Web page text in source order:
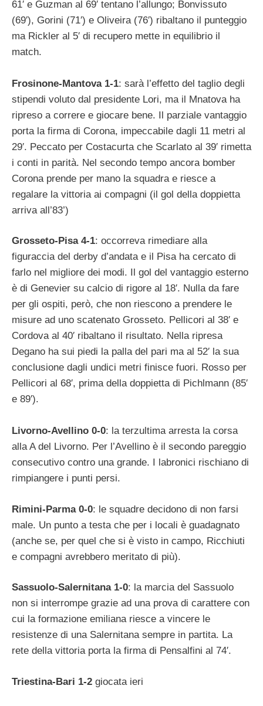
61′ e Guzman al 69′ tentano l’allungo; Bonvissuto
(69′), Gorini (71′) e Oliveira (76′) ribaltano il punteggio
ma Rickler al 5′ di recupero mette in equilibrio il
match.
Frosinone-Mantova 1-1: sarà l’effetto del taglio degli
stipendi voluto dal presidente Lori, ma il Mnatova ha
ripreso a correre e giocare bene. Il parziale vantaggio
porta la firma di Corona, impeccabile dagli 11 metri al
29′. Peccato per Costacurta che Scarlato al 39′ rimetta
i conti in parità. Nel secondo tempo ancora bomber
Corona prende per mano la squadra e riesce a
regalare la vittoria ai compagni (il gol della doppietta
arriva all’83’)
Grosseto-Pisa 4-1: occorreva rimediare alla
figuraccia del derby d’andata e il Pisa ha cercato di
farlo nel migliore dei modi. Il gol del vantaggio esterno
è di Genevier su calcio di rigore al 18′. Nulla da fare
per gli ospiti, però, che non riescono a prendere le
misure ad uno scatenato Grosseto. Pellicori al 38′ e
Cordova al 40′ ribaltano il risultato. Nella ripresa
Degano ha sui piedi la palla del pari ma al 52′ la sua
conclusione dagli undici metri finisce fuori. Rosso per
Pellicori al 68′, prima della doppietta di Pichlmann (85′
e 89′).
Livorno-Avellino 0-0: la terzultima arresta la corsa
alla A del Livorno. Per l’Avellino è il secondo pareggio
consecutivo contro una grande. I labronici rischiano di
rimpiangere i punti persi.
Rimini-Parma 0-0: le squadre decidono di non farsi
male. Un punto a testa che per i locali è guadagnato
(anche se, per quel che si è visto in campo, Ricchiuti
e compagni avrebbero meritato di più).
Sassuolo-Salernitana 1-0: la marcia del Sassuolo
non si interrompe grazie ad una prova di carattere con
cui la formazione emiliana riesce a vincere le
resistenze di una Salernitana sempre in partita. La
rete della vittoria porta la firma di Pensalfini al 74′.
Triestina-Bari 1-2 giocata ieri